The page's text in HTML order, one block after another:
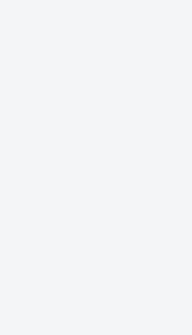
поступлении товаров
из иностранной
единицах
услуг в приходе
фактуры)